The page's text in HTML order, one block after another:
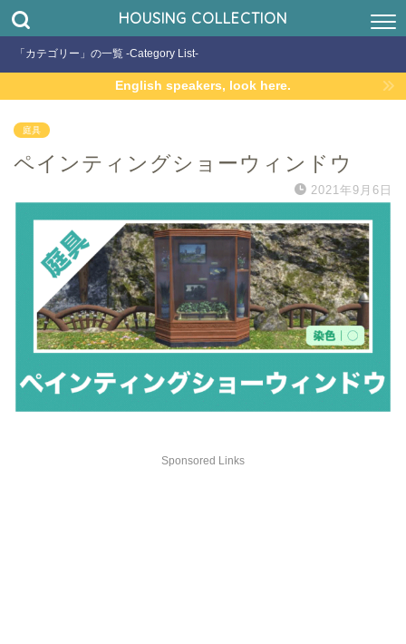
HOUSING COLLECTION
「カテゴリー」の一覧 -Category List-
English speakers, look here.
庭具
ペインティングショーウィンドウ
2021年9月6日
Sponsored Links